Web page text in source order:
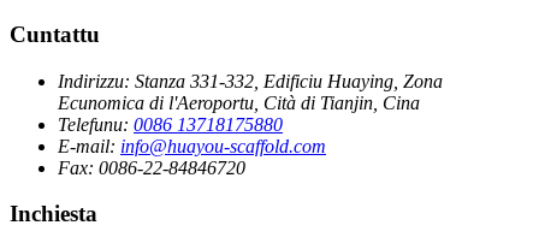
Cuntattu
Indirizzu: Stanza 331-332, Edificiu Huaying, Zona
Ecunomica di l'Aeroportu, Cità di Tianjin, Cina
Telefunu: 0086 13718175880
E-mail: info@huayou-scaffold.com
Fax: 0086-22-84846720
Inchiesta